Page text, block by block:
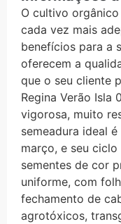
O cultivo
cada vez mais
benefícios para a
oferecem a
que o seu cliente
Regina Verão Isla
vigorosa, muito
semeadura ideal
março, e seu
sementes de cor
uniforme, com
fechamento de
agrotóxicos,